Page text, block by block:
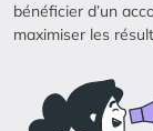
bénéficier d’un
maximiser les